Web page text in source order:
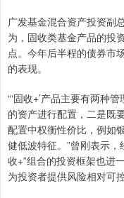
广发基金混合资产投资副
为，固收类基金产品的投
点。今年后半程的债券市
的表现。
“‘固收+’产品主要有两种
的资产进行配置，二是既
配置中权衡性价比，例如
健低波特征。”曾刚表示
收+”组合的投资框架也进
为投资者提供风险相对可